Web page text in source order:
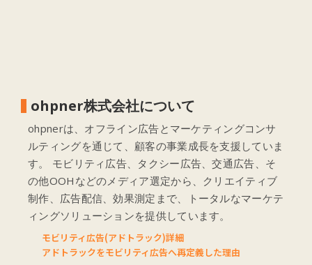
ohpner株式会社について
ohpnerは、オフライン広告とマーケティングコンサ
ルティングを通じて、顧客の事業成長を支援していま
す。 モビリティ広告、タクシー広告、交通広告、そ
の他OOHなどのメディア選定から、クリエイティブ
制作、広告配信、効果測定まで、トータルなマーケテ
ィングソリューションを提供しています。
モビリティ広告(アドトラック)詳細
アドトラックをモビリティ広告へ再定義した理由